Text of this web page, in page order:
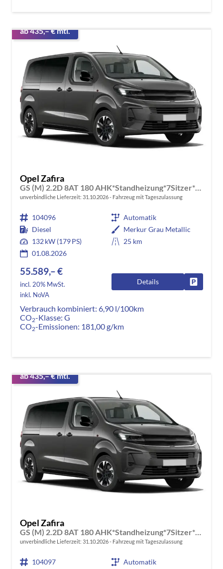
ab 435,– € mtl.
Opel Zafira
unverbindliche Lieferzeit: 31.10.2026 Fahrzeug mit Tageszulassung
104096
Automatik
Diesel
Merkur Grau Metallic
132 kW (179 PS)
25 km
01.08.2026
55.589,– €
incl. 20% MwSt.
inkl. NoVA
Details
Verbrauch kombiniert: 6,90 l/100km
CO2-Klasse: G
CO2-Emissionen: 181,00 g/km
ab 435,– € mtl.
Opel Zafira
GS (M) 2.2D 8AT 180 AHK*Standheizung*7Sitzer*Leder*Android Auto*Navi*SHZ*Kamera
unverbindliche Lieferzeit: 31.10.2026 Fahrzeug mit Tageszulassung
104097
Automatik